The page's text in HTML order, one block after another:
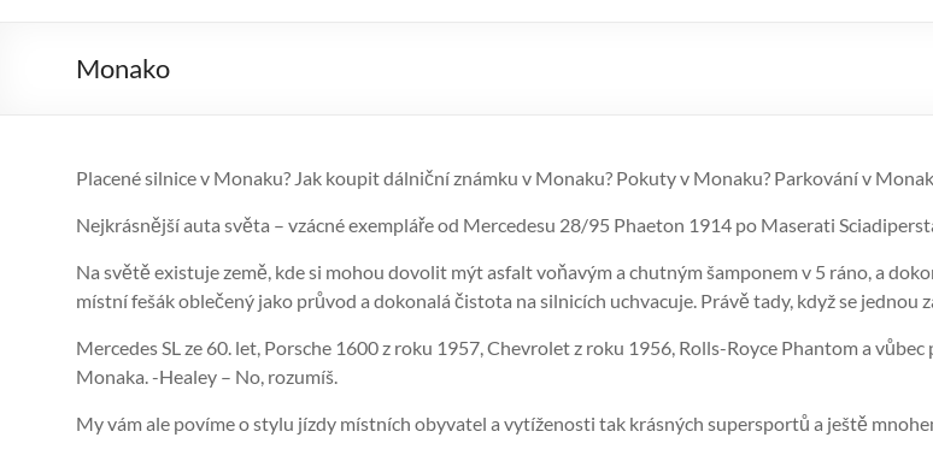
Monako
Placené silnice v Monaku? Jak koupit dálniční známku v Monaku? Pokuty v Monaku? Parkování v
Nejkrásnější auta světa – vzácné exempláře od Mercedesu 28/95 Phaeton 1914 po Maserati
Na světě existuje země, kde si mohou dovolit mýt asfalt voňavým a chutným šamponem v 5 ráno, a
místní fešák oblečený jako průvod a dokonalá čistota na silnicích uchvacuje. Právě tady, když se jednou
Mercedes SL ze 60. let, Porsche 1600 z roku 1957, Chevrolet z roku 1956, Rolls-Royce Phantom a
Monaka. -Healey – No, rozumíš.
My vám ale povíme o stylu jízdy místních obyvatel a vytíženosti tak krásných supersportů a ještě